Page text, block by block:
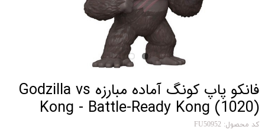
فانکو پاپ کونگ آماده مبارزه Godzilla vs
Kong - Battle-Ready Kong (1020)
کد محصول: FU50952